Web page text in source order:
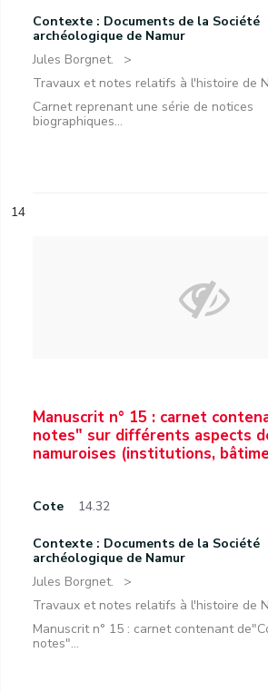
Contexte : Documents de la Société
archéologique de Namur
Jules Borgnet.
Travaux et notes relatifs à l'histoire de
Carnet reprenant une série de notices
biographiques...
14
Manuscrit n° 15 : carnet
notes" sur différents aspects
namuroises (institutions,
Cote 14.32
Contexte : Documents de la Société
archéologique de Namur
Jules Borgnet.
Travaux et notes relatifs à l'histoire de
Manuscrit n° 15 : carnet contenant
notes"...